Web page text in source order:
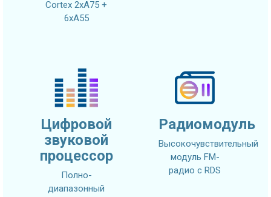
Cortex 2xA75 +
6xA55
Цифровой
звуковой
процессор
Полно-
диапазонный
Радиомодуль
Высокочувствительный
модуль FM-
радио с RDS